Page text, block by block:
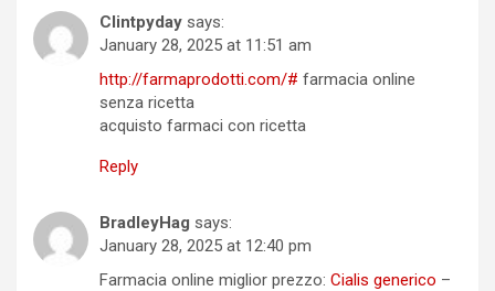
Clintpyday says:
January 28, 2025 at 11:51 am
http://farmaprodotti.com/# farmacia online
senza ricetta
acquisto farmaci con ricetta
Reply
BradleyHag says:
January 28, 2025 at 12:40 pm
Farmacia online miglior prezzo: Cialis generico –